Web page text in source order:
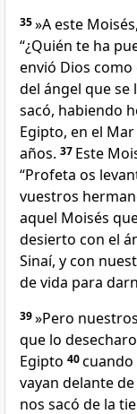
35»A este
“¿Quién te ha
envió Dios
del ángel que se
sacó, habiendo
Egipto, en el
años. 37 Este
“Profeta os
vuestros
aquel Moisés
desierto con el
Sinaí, y con
de vida para
39»Pero
que lo
Egipto 40cuando
vayan delante
nos sacó de la